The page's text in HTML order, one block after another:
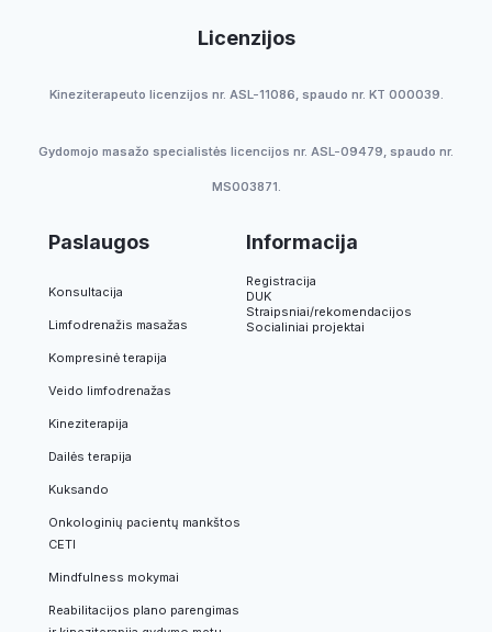
Licenzijos
Kineziterapeuto licenzijos nr. ASL-11086, spaudo nr. KT 000039.
Gydomojo masažo specialistės licencijos nr. ASL-09479, spaudo nr.
MS003871.
Paslaugos
Konsultacija
Limfodrenažis masažas
Kompresinė terapija
Veido limfodrenažas
Kineziterapija
Dailės terapija
Kuksando
Onkologinių pacientų mankštos
CETI
Mindfulness mokymai
Reabilitacijos plano parengimas
Informacija
Registracija
DUK
Straipsniai/rekomendacijos
Socialiniai projektai